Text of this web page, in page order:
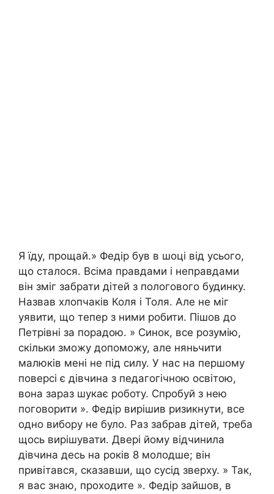
Я їду, прощай.» Федір був в шоці від усього,
що сталося. Всіма правдами і неправдами
він зміг забрати дітей з пологового будинку.
Назвав хлопчаків Коля і Толя. Але не міг
уявити, що тепер з ними робити. Пішов до
Петрівні за порадою. » Синок, все розумію,
скільки зможу допоможу, але няньчити
малюків мені не під силу. У нас на першому
поверсі є дівчина з педагогічною освітою,
вона зараз шукає роботу. Спробуй з нею
поговорити ». Федір вирішив ризикнути, все
одно вибору не було. Раз забрав дітей, треба
щось вирішувати. Двері йому відчинила
дівчина десь на років 8 молодше; він
привітався, сказавши, що сусід зверху. » Так,
я вас знаю, проходите ». Федір зайшов, в